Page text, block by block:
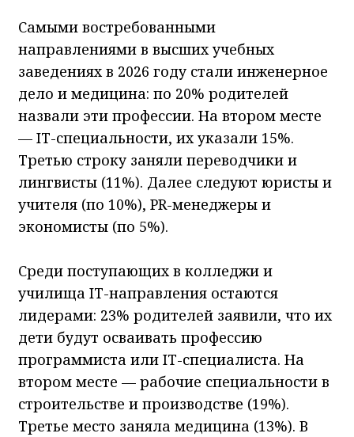
Самыми востребованными
направлениями в высших учебных
заведениях в 2026 году стали инженерное
дело и медицина: по 20% родителей
назвали эти профессии. На втором месте
— IT-специальности, их указали 15%.
Третью строку заняли переводчики и
лингвисты (11%). Далее следуют юристы и
учителя (по 10%), PR-менеджеры и
экономисты (по 5%).
Среди поступающих в колледжи и
училища IT-направления остаются
лидерами: 23% родителей заявили, что их
дети будут осваивать профессию
программиста или IT-специалиста. На
втором месте — рабочие специальности в
строительстве и производстве (19%).
Третье место заняла медицина (13%). В